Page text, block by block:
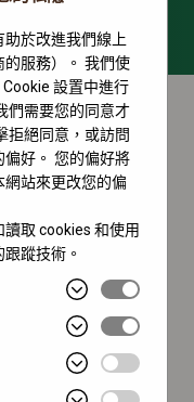
於改進我們線上
服務）。 我們使
設置中進行
們需要您的同意才
拒絕同意，或訪問
好。 您的偏好將
站來更改您的偏
取 cookies 和使用
蹤技術。